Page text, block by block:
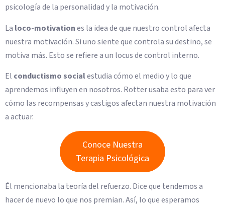
psicología de la personalidad y la motivación.
La loco-motivationes la idea de que nuestro control afecta
nuestra motivación. Si uno siente que controla su destino, se
motiva más. Esto se refiere a un locus de control interno.
El conductismo socialestudia cómo el medio y lo que
aprendemos influyen en nosotros. Rotter usaba esto para ver
cómo las recompensas y castigos afectan nuestra motivación
a actuar.
Conoce Nuestra
Terapia Psicológica
Él mencionaba la teoría del refuerzo. Dice que tendemos a
hacer de nuevo lo que nos premian. Así, lo que esperamos